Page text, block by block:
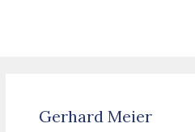
Gerhard Meier